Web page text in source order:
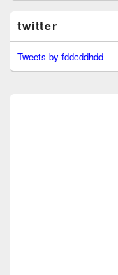
twitter
Tweets by fddcddhdd